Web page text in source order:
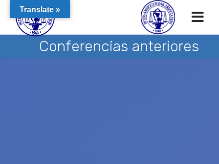
Conferencias anteriores
Translate »